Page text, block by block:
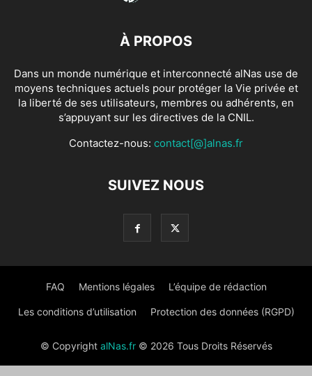
À PROPOS
Dans un monde numérique et interconnecté alNas use de
moyens techniques actuels pour protéger la Vie privée et
la liberté de ses utilisateurs, membres ou adhérents, en
s’appuyant sur les directives de la CNIL.
Contactez-nous: contact[@]alnas.fr
SUIVEZ NOUS
FAQ Mentions légales L’équipe de rédaction
Les conditions d’utilisation Protection des données (RGPD)
© Copyright alNas.fr© 2026 Tous Droits Réservés